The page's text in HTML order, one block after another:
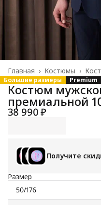
Костюмы ›
Главная ›
Большие размеры Premium
Костюм
премиальной
38 990 ₽
Получите
Размер
50/176